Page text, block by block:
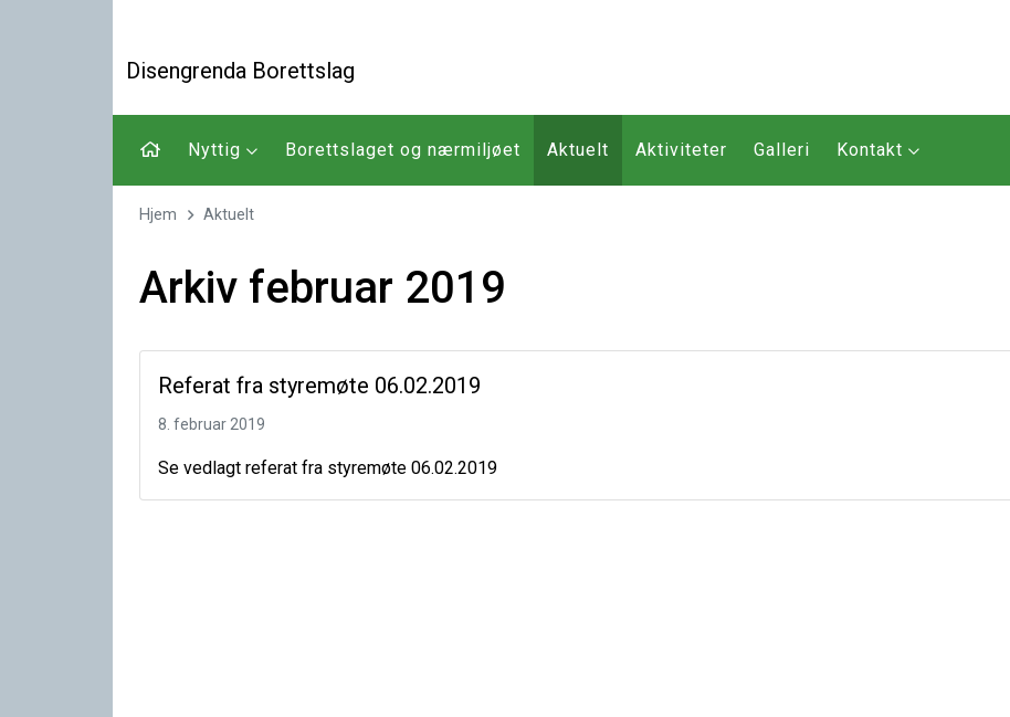
Disengrenda Borettslag
Nyttig Borettslaget og nærmiljøet Aktuelt Aktiviteter Galleri Kontakt
Hjem Aktuelt
Arkiv februar 2019
Referat fra styremøte 06.02.2019
8. februar 2019
Se vedlagt referat fra styremøte 06.02.2019